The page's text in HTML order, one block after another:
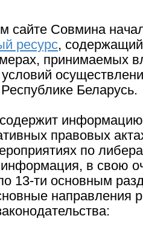
сайте Совмина
ресурс,
принимаемых
Беларусь.
правовых
по
в свою
13-ти основным
направления